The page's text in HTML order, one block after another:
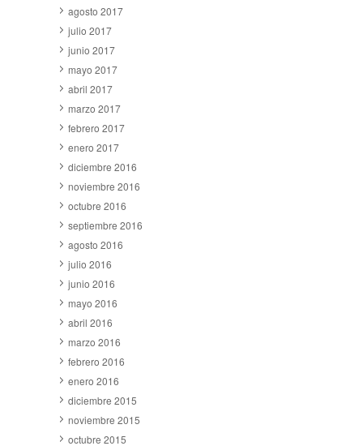
agosto 2017
julio 2017
junio 2017
mayo 2017
abril 2017
marzo 2017
febrero 2017
enero 2017
diciembre 2016
noviembre 2016
octubre 2016
septiembre 2016
agosto 2016
julio 2016
junio 2016
mayo 2016
abril 2016
marzo 2016
febrero 2016
enero 2016
diciembre 2015
noviembre 2015
octubre 2015